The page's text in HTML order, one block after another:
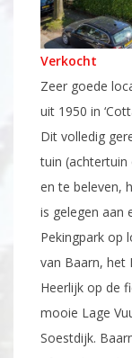
Verkocht
Zeer goede
uit 1950 in
Dit volledig
tuin
en te beleven,
is gelegen aan
Pekingpark op
van Baarn, het
Heerlijk op de
mooie Lage
Soestdijk.